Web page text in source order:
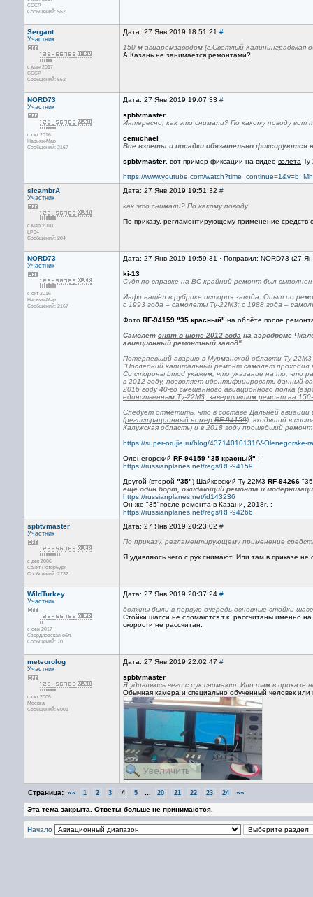
CCCP
Сообщений: 552
Sergant
Участник
с мая 2017
CCCP
Сообщений: 552
Дата: 27 Янв 2019 18:51:21 #
150-м авиаремзаводом (г.Светлый Калининградская
А Казань не занимается ремонтами?
NORD73
Участник
с окт 2016
Нарьян-Мар
Сообщений: 2167
Дата: 27 Янв 2019 19:07:33 #
spbtvmaster
Интересно, как это снимали? По какому поводу вот
cemichael
Все взлеты и посадки обязательно фиксируются
spbtvmaster , вот пример фиксации на видео взлёта
https://www.youtube.com/
sicambrA
Участник
с мар 2010
LP04
Сообщений: 204
Дата: 27 Янв 2019 19:51:32 #
как это снимали? По какому поводу
По приказу, регламентирующему применение средств
NORD73
Участник
с окт 2016
Нарьян-Мар
Сообщений: 2167
Дата: 27 Янв 2019 19:59:31 · Поправил: NORD73 (27
ki-13
Судя по справке на ВС крайний ремонт был
Инфо нашёл в рубрике история завода. Опыт по
с 1993 года – самолеты Ту-22М3; с 1988 года –
Фото RF-94159 "35 красный" на облёте после
Самолет снят в июне 2012 года на аэродроме
авиационный ремонтный завод"
Потерпевший аварию в Мурманской области Ту-
"Последний капитальный ремонт самолет проходил
Со стороны bmpd укажем, что указание на то, что
в 2012 году, позволяет идентифицировать данный
2016 году 40-го смешанного авиационного полка
единственным Ту-22М3, завершившим ремонт на
Следует отметить, что в составе Дальней
(регистрационный номер RF-94159), входящий в
Калужская область) и в 2018 году прошедший
https://super-orujie.ru/blog/43714010131/V-Olenegorske-
Оленегорский RF-94159 "35 красный" :
https://russianplanes.net/regs/RF-94159
Другой (второй "35") Шайковский Ту-22М3 RF-94266
еще один борт, ожидающий ремонта и
https://russianplanes.net/id143236
Он-же "35"после ремонта в Казани, 2018г. :
https://russianplanes.net/regs/RF-94266
spbtvmaster
Участник
с дек 2006
Санкт-Петербург
Сообщений: 2732
Дата: 27 Янв 2019 20:23:02 #
По приказу, регламентирующему применение
Я удивляюсь чего с рук снимают. Или там в приказе не
WildTurkey
Участник
с сен 2017
Свердловская обл.
Сообщений: 70
Дата: 27 Янв 2019 20:37:24 #
должны были в первую очередь основные стойки
Стойки шасси не сломаются т.к. рассчитаны именно
скорости не рассчитан.
meteorolog
Участник
с окт 2005
Москва
Сообщений: 6001
Дата: 27 Янв 2019 22:02:47 #
spbtvmaster
Я удивляюсь чего с рук снимают. Или там в приказе
Обычная камера и специально обученный человек или
Страница: «« 1 2 3 4 5 20 21 22 23 24 »»
Эта тема закрыта. Ответы больше не принимаются.
Начало